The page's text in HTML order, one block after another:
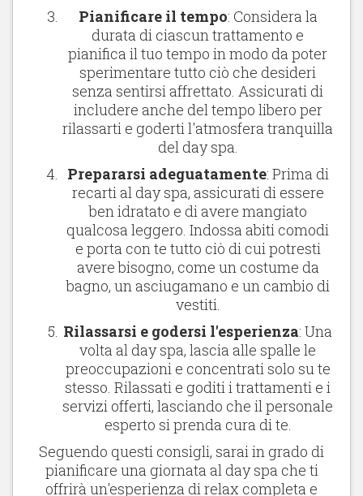
Pianificare il tempo: Considera la
durata di ciascun trattamento e
pianifica il tuo tempo in modo da poter
sperimentare tutto ciò che desideri
senza sentirsi affrettato. Assicurati di
includere anche del tempo libero per
rilassarti e goderti l'atmosfera tranquilla
del day spa.
Prepararsi adeguatamente: Prima di
recarti al day spa, assicurati di essere
ben idratato e di avere mangiato
qualcosa leggero. Indossa abiti comodi
e porta con te tutto ciò di cui potresti
avere bisogno, come un costume da
bagno, un asciugamano e un cambio di
vestiti.
Rilassarsi e godersi l'esperienza: Una
volta al day spa, lascia alle spalle le
preoccupazioni e concentrati solo su te
stesso. Rilassati e goditi i trattamenti e i
servizi offerti, lasciando che il personale
esperto si prenda cura di te.
Seguendo questi consigli, sarai in grado di
pianificare una giornata al day spa che ti
offrirà un'esperienza di relax completa e